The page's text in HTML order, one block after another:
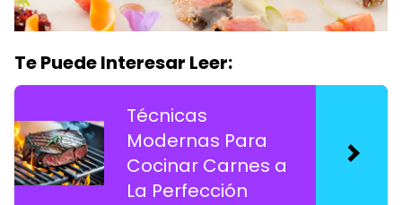
Te Puede Interesar Leer:
Técnicas
Modernas Para
Cocinar Carnes a
La Perfección